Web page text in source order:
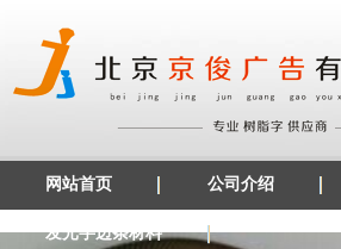
网站首页 公司介绍
发光字边条材料